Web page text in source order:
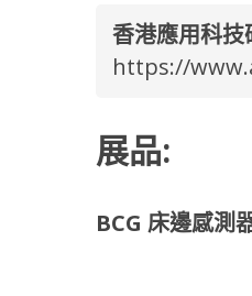
香港應用科技
https://
展品:
BCG 床邊感測